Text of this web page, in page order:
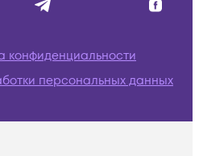
конфиденциальности
персональных данных